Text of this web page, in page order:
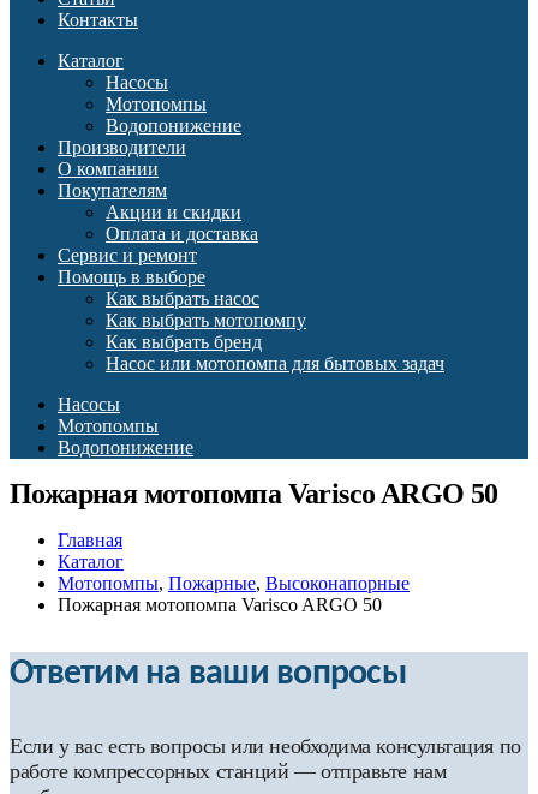
Контакты
Каталог
Насосы
Мотопомпы
Водопонижение
Производители
О компании
Покупателям
Акции и скидки
Оплата и доставка
Сервис и ремонт
Помощь в выборе
Как выбрать насос
Как выбрать мотопомпу
Как выбрать бренд
Насос или мотопомпа для бытовых задач
Насосы
Мотопомпы
Водопонижение
Пожарная мотопомпа Varisco ARGO 50
Главная
Каталог
Мотопомпы, Пожарные, Высоконапорные
Пожарная мотопомпа Varisco ARGO 50
Ответим на ваши вопросы
Если у вас есть вопросы или необходима консультация по
работе компрессорных станций — отправьте нам